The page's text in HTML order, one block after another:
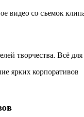
видео со съемок
творчества. Всё
ярких корпоративов